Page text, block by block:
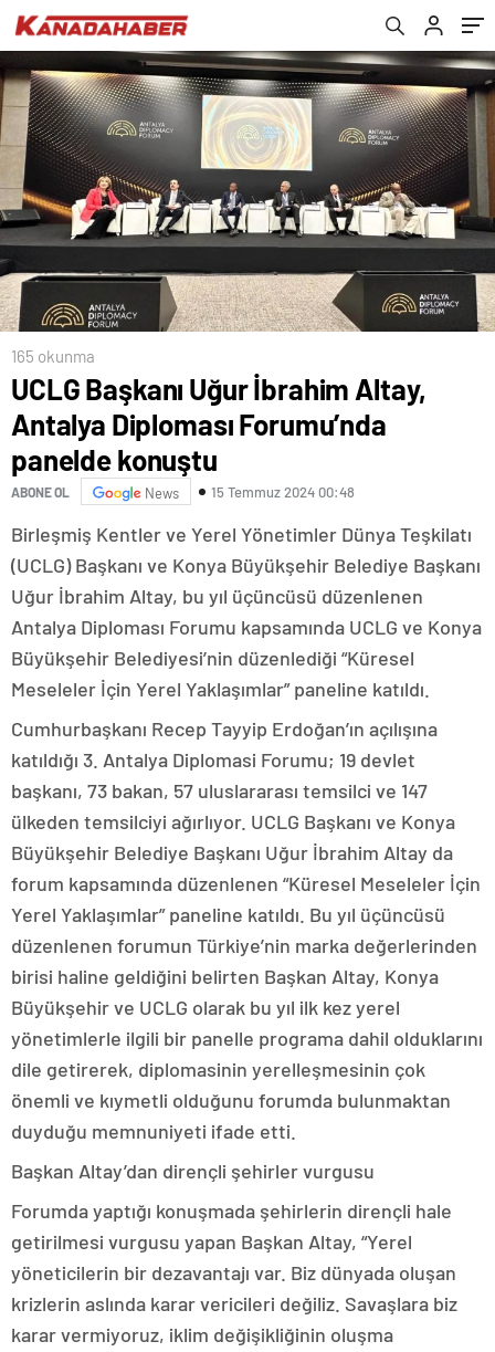
165 okunma
UCLG Başkanı Uğur İbrahim Altay,
Antalya Diploması Forumu’nda
panelde konuştu
ABONE OL News 15 Temmuz 2024 00:48
Birleşmiş Kentler ve Yerel Yönetimler Dünya Teşkilatı
(UCLG) Başkanı ve Konya Büyükşehir Belediye Başkanı
Uğur İbrahim Altay, bu yıl üçüncüsü düzenlenen
Antalya Diploması Forumu kapsamında UCLG ve Konya
Büyükşehir Belediyesi’nin düzenlediği “Küresel
Meseleler İçin Yerel Yaklaşımlar” paneline katıldı.
Cumhurbaşkanı Recep Tayyip Erdoğan’ın açılışına
katıldığı 3. Antalya Diplomasi Forumu; 19 devlet
başkanı, 73 bakan, 57 uluslararası temsilci ve 147
ülkeden temsilciyi ağırlıyor. UCLG Başkanı ve Konya
Büyükşehir Belediye Başkanı Uğur İbrahim Altay da
forum kapsamında düzenlenen “Küresel Meseleler İçin
Yerel Yaklaşımlar” paneline katıldı. Bu yıl üçüncüsü
düzenlenen forumun Türkiye’nin marka değerlerinden
birisi haline geldiğini belirten Başkan Altay, Konya
Büyükşehir ve UCLG olarak bu yıl ilk kez yerel
yönetimlerle ilgili bir panelle programa dahil olduklarını
dile getirerek, diplomasinin yerelleşmesinin çok
önemli ve kıymetli olduğunu forumda bulunmaktan
duyduğu memnuniyeti ifade etti.
Başkan Altay’dan dirençli şehirler vurgusu
Forumda yaptığı konuşmada şehirlerin dirençli hale
getirilmesi vurgusu yapan Başkan Altay, “Yerel
yöneticilerin bir dezavantajı var. Biz dünyada oluşan
krizlerin aslında karar vericileri değiliz. Savaşlara biz
karar vermiyoruz, iklim değişikliğinin oluşma